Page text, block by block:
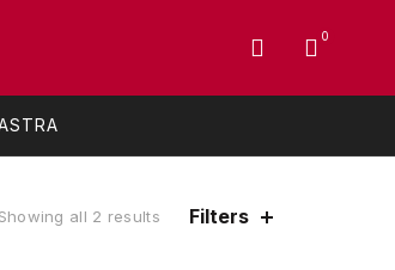
0
Showing all 2 results SortedFilters